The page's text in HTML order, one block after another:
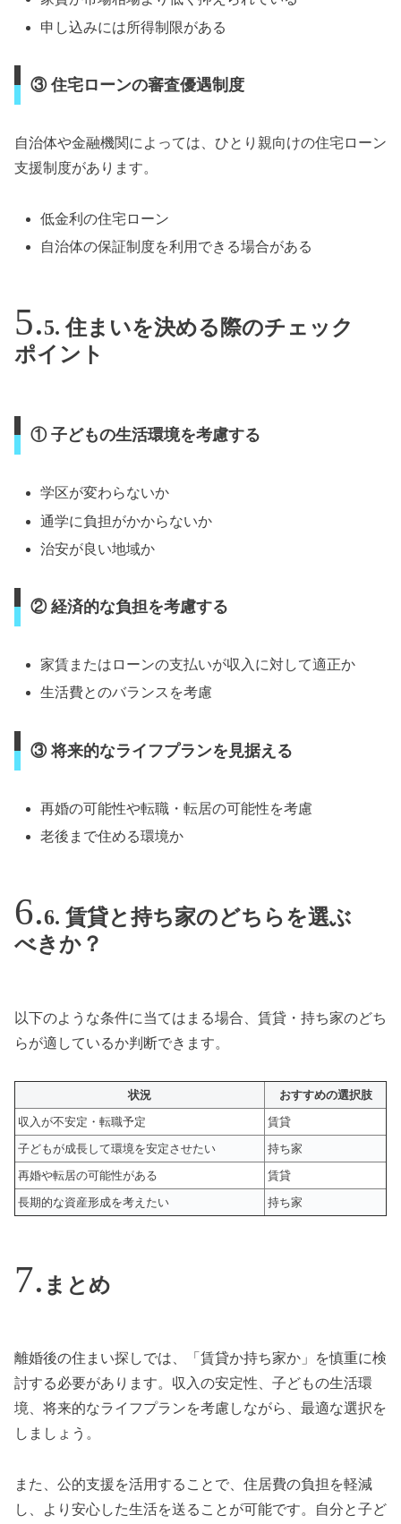
申し込みには所得制限がある
③ 住宅ローンの審査優遇制度
自治体や金融機関によっては、ひとり親向けの住宅ローン
支援制度があります。
低金利の住宅ローン
自治体の保証制度を利用できる場合がある
5. 住まいを決める際のチェック
ポイント
① 子どもの生活環境を考慮する
学区が変わらないか
通学に負担がかからないか
治安が良い地域か
② 経済的な負担を考慮する
家賃またはローンの支払いが収入に対して適正か
生活費とのバランスを考慮
③ 将来的なライフプランを見据える
再婚の可能性や転職・転居の可能性を考慮
老後まで住める環境か
6. 賃貸と持ち家のどちらを選ぶ
べきか？
以下のような条件に当てはまる場合、賃貸・持ち家のどち
らが適しているか判断できます。
状況
おすすめの選択肢
収入が不安定・転職予定
賃貸
子どもが成長して環境を安定させたい
持ち家
再婚や転居の可能性がある
賃貸
長期的な資産形成を考えたい
持ち家
まとめ
離婚後の住まい探しでは、「賃貸か持ち家か」を慎重に検
討する必要があります。収入の安定性、子どもの生活環
境、将来的なライフプランを考慮しながら、最適な選択を
しましょう。
また、公的支援を活用することで、住居費の負担を軽減
し、より安心した生活を送ることが可能です。自分と子ど